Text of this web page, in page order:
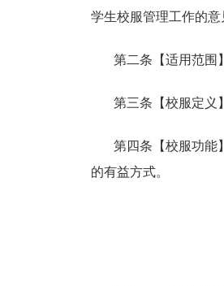
学生校服管理工作的意
第二条【适用范围
第三条【校服定义
第四条【校服功能
的有益方式。